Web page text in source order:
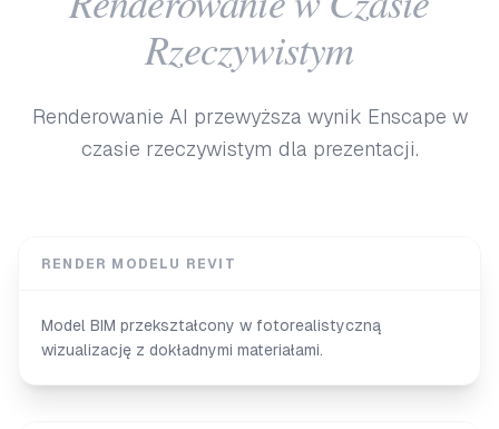
Rzeczywistym
Renderowanie AI przewyższa wynik Enscape w
czasie rzeczywistym dla prezentacji.
RENDER MODELU REVIT
Model BIM przekształcony w fotorealistyczną
wizualizację z dokładnymi materiałami.